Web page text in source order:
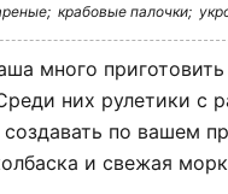
крабовые палочки;
много
них рулетики с
по вашем
и свежая